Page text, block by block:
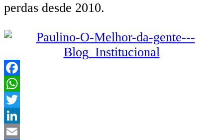
perdas desde 2010.
Facebook
WhatsApp
Twitter
LinkedIn